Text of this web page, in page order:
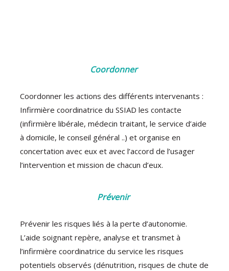
Coordonner
Coordonner les actions des différents intervenants :
Infirmière coordinatrice du SSIAD les contacte
(infirmière libérale, médecin traitant, le service d’aide
à domicile, le conseil général ..) et organise en
concertation avec eux et avec l’accord de l’usager
l’intervention et mission de chacun d’eux.
Prévenir
Prévenir les risques liés à la perte d’autonomie.
L’aide soignant repère, analyse et transmet à
l’infirmière coordinatrice du service les risques
potentiels observés (dénutrition, risques de chute de